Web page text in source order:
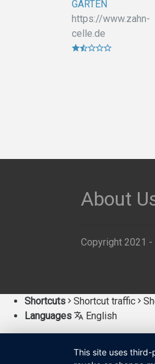
GARTEN
https://www.zahn-
celle.de
About
Copyright 2021
Shortcuts Shortcut traffic
Languages
English
This site uses